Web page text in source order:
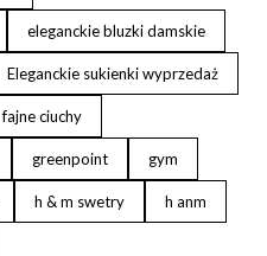
eleganckie bluzki damskie
Eleganckie sukienki wyprzedaż
fajne ciuchy
greenpoint gym
h & m swetry h anm